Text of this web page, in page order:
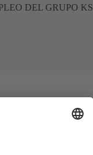
DEL GRUPO